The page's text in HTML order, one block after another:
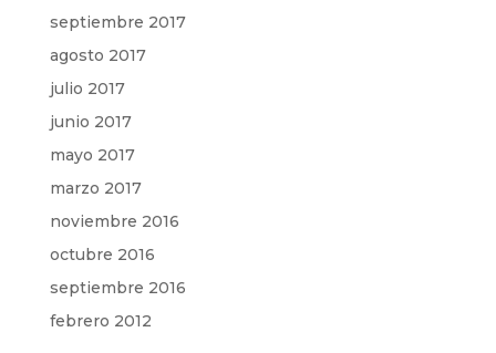
septiembre 2017
agosto 2017
julio 2017
junio 2017
mayo 2017
marzo 2017
noviembre 2016
octubre 2016
septiembre 2016
febrero 2012